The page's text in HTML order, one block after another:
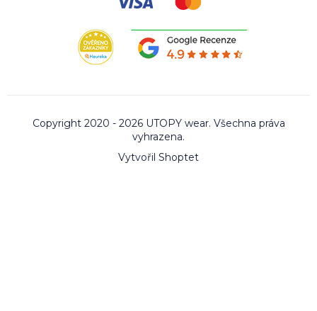
Vytvořil Shoptet
Copyright 2020 - 2026 UTOPY wear. Všechna práva
vyhrazena.